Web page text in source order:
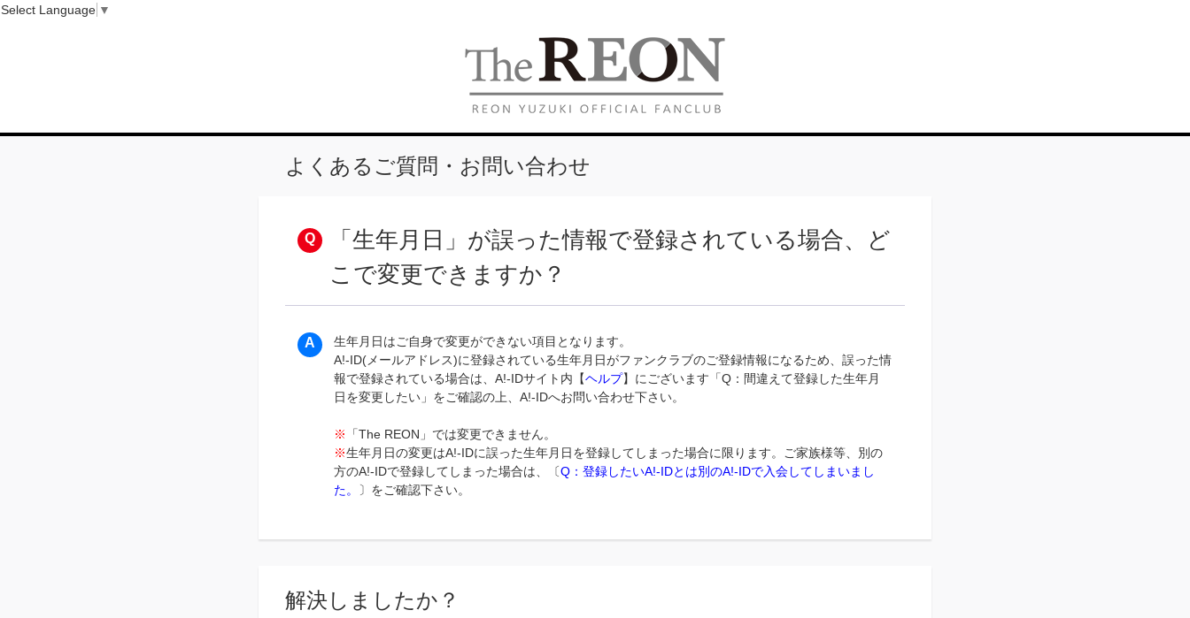
よくあるご質問・お問い合わせ
「生年月日」が誤った情報で登録されている場合、ど
こで変更できますか？
生年月日はご自身で変更ができない項目となります。
A!-ID(メールアドレス)に登録されている生年月日がファンクラブのご登録情報になるため、誤った情
報で登録されている場合は、A!-IDサイト内【ヘルプ】にございます「Q：間違えて登録した生年月
日を変更したい」をご確認の上、A!-IDへお問い合わせ下さい。
※
「The REON」では変更できません。
※生年月日の変更はA!-IDに誤った生年月日を登録してしまった場合に限ります。ご家族様等、別の
方のA!-IDで登録してしまった場合は、〔Q：登録したいA!-IDとは別のA!-IDで入会してしまいまし
た。
〕をご確認下さい。
解決しましたか？
Select Language ▼